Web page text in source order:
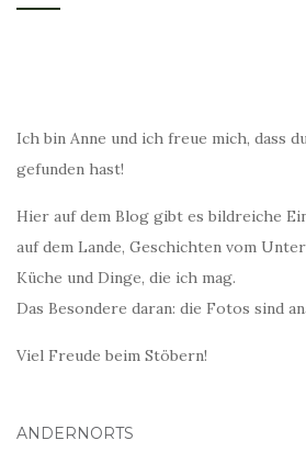
Ich bin Anne und ich freue mich, dass
gefunden hast!
Hier auf dem Blog gibt es bildreiche
auf dem Lande, Geschichten vom
Küche und Dinge, die ich mag.
Das Besondere daran: die Fotos sind
Viel Freude beim Stöbern!
ANDERNORTS